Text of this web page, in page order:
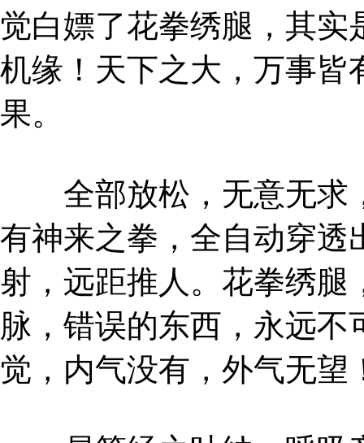
觉白嫖了花拳绣腿，其
机缘！天下之大，万事皆
果。
全部放松，无意无求
有神来之拳，全自动穿透
射，远距推人。花拳绣腿
脉，错误的东西，永远
觉，内气没有，外气无